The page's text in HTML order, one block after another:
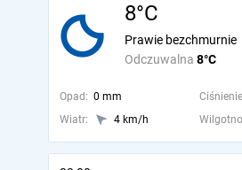
8°C
Odczuwalna 8°C
Prawie bezchmurnie
Opad: 0 mm
Wiatr:
4 km/h